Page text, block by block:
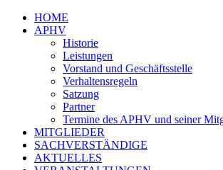
HOME
APHV
Historie
Leistungen
Vorstand und Geschäftsstelle
Verhaltensregeln
Satzung
Partner
Termine des APHV und seiner
MITGLIEDER
SACHVERSTÄNDIGE
AKTUELLES